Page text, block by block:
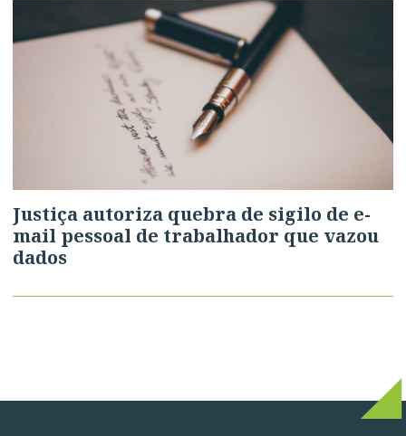
Justiça autoriza quebra de sigilo de e-
mail pessoal de trabalhador que vazou
dados